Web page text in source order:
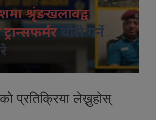
श्रृंङखलावद्व
चोरी गर्ने
प्रतिक्रिया लेख्नुहोस्